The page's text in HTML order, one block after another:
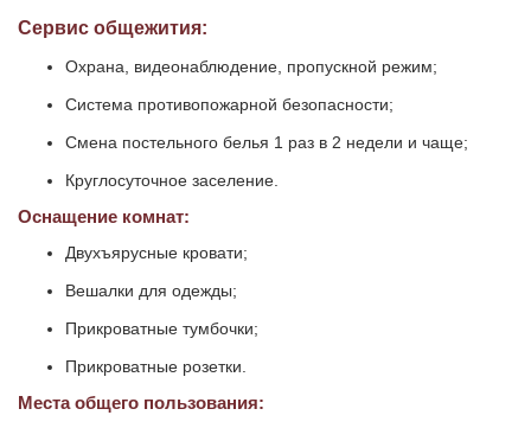
Сервис общежития:
Охрана, видеонаблюдение, пропускной режим;
Система противопожарной безопасности;
Смена постельного белья 1 раз в 2 недели и чаще;
Круглосуточное заселение.
Оснащение комнат:
Двухъярусные кровати;
Вешалки для одежды;
Прикроватные тумбочки;
Прикроватные розетки.
Места общего пользования: